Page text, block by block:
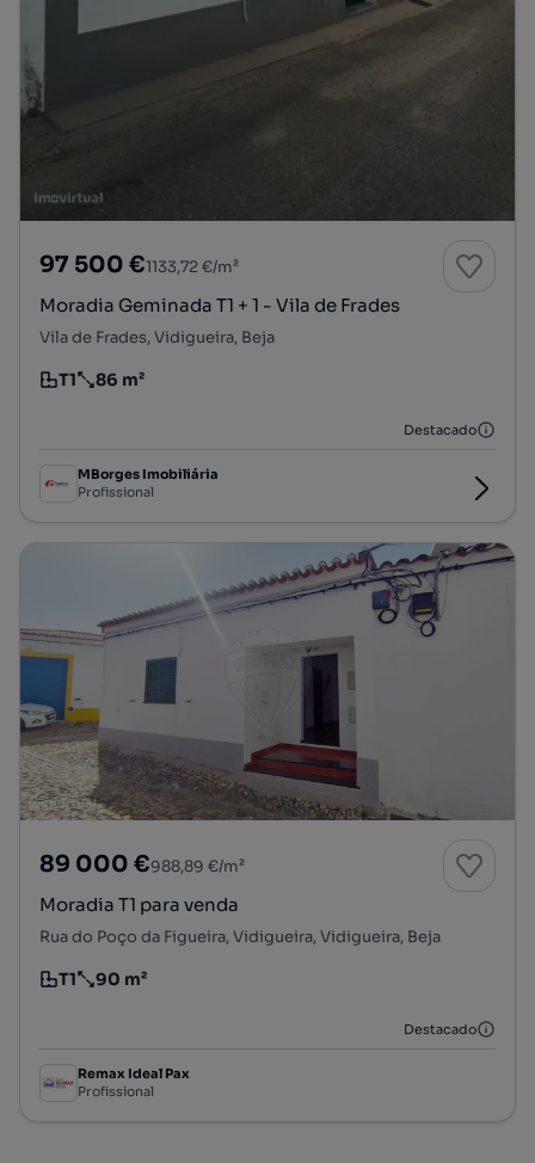
97 500 €1133,72 €/m²
Moradia Geminada T1 + 1 - Vila de Frades
Vila de Frades, Vidigueira, Beja
Tipologia
T1
Preço por metro quadrado
86 m²
Destacado
MBorges Imobiliária
Profissional
89 000 €988,89 €/m²
Moradia T1 para venda
Rua do Poço da Figueira, Vidigueira, Vidigueira, Beja
Tipologia
T1
Preço por metro quadrado
90 m²
Destacado
Remax Ideal Pax
Profissional